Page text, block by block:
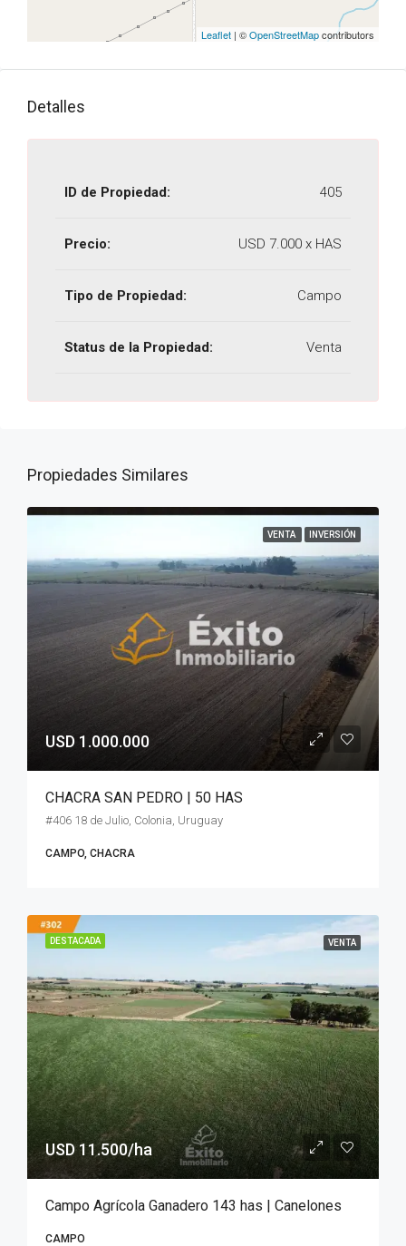
Leaflet | ©OpenStreetMapcontributors
Detalles
ID de Propiedad: 405
Precio: USD 7.000 x HAS
Tipo de Propiedad: Campo
Status de la Propiedad: Venta
Propiedades Similares
VENTA INVERSIÓN
USD 1.000.000
CHACRA SAN PEDRO | 50 HAS
#406 18 de Julio, Colonia, Uruguay
CAMPO, CHACRA
DESTACADA VENTA
USD 11.500/ha
Campo Agrícola Ganadero 143 has | Canelones
CAMPO